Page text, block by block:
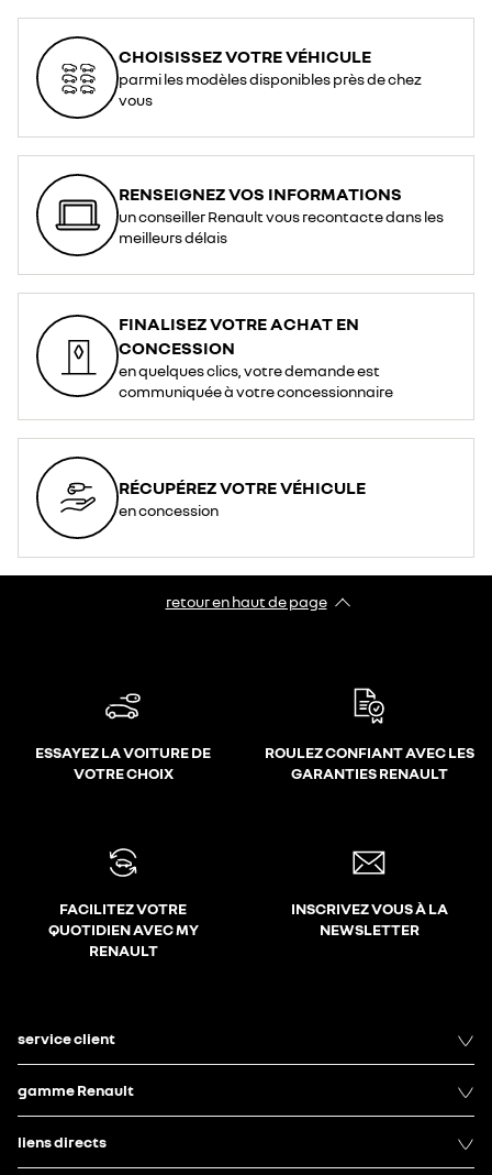
CHOISISSEZ VOTRE VÉHICULE
parmi les modèles disponibles près de chez
vous
RENSEIGNEZ VOS INFORMATIONS
un conseiller Renault vous recontacte dans les
meilleurs délais
FINALISEZ VOTRE ACHAT EN
CONCESSION
en quelques clics, votre demande est
communiquée à votre concessionnaire
RÉCUPÉREZ VOTRE VÉHICULE
en concession
retour en haut de page​
ESSAYEZ LA VOITURE DE
VOTRE CHOIX
ROULEZ CONFIANT AVEC LES
GARANTIES RENAULT
FACILITEZ VOTRE
QUOTIDIEN AVEC MY
RENAULT
INSCRIVEZ VOUS À LA
NEWSLETTER
service client
gamme Renault
liens directs